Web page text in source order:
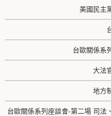
美國民主
台歐關係系
大法
地方
台歐關係系列座談會-第二場 司法